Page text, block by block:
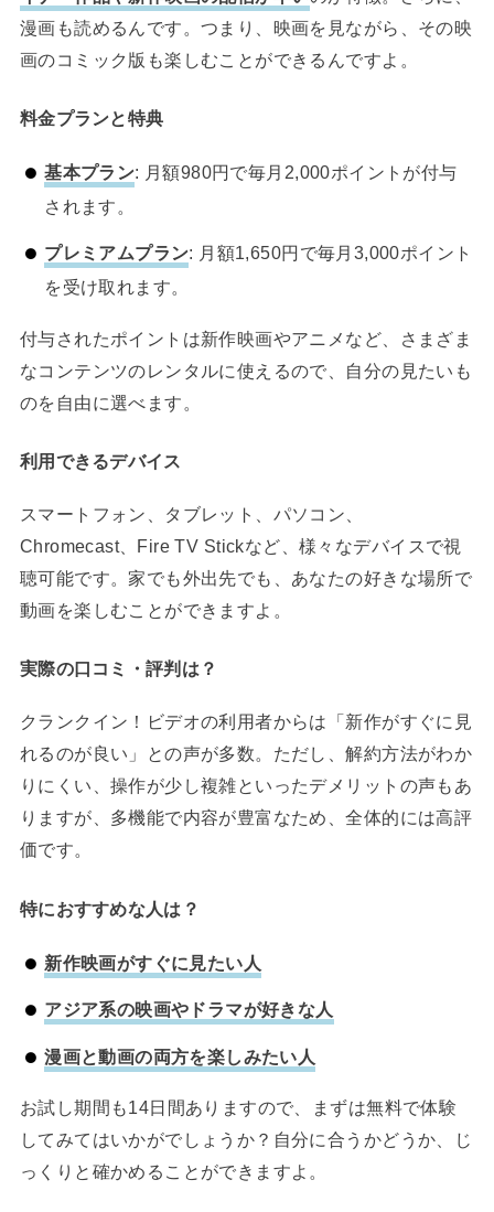
漫画も読めるんです。つまり、映画を見ながら、その映
画のコミック版も楽しむことができるんですよ。
料金プランと特典
基本プラン: 月額980円で毎月2,000ポイントが付与
されます。
プレミアムプラン: 月額1,650円で毎月3,000ポイント
を受け取れます。
付与されたポイントは新作映画やアニメなど、さまざま
なコンテンツのレンタルに使えるので、自分の見たいも
のを自由に選べます。
利用できるデバイス
スマートフォン、タブレット、パソコン、
Chromecast、Fire TV Stickなど、様々なデバイスで視
聴可能です。家でも外出先でも、あなたの好きな場所で
動画を楽しむことができますよ。
実際の口コミ・評判は？
クランクイン！ビデオの利用者からは「新作がすぐに見
れるのが良い」との声が多数。ただし、解約方法がわか
りにくい、操作が少し複雑といったデメリットの声もあ
りますが、多機能で内容が豊富なため、全体的には高評
価です。
特におすすめな人は？
新作映画がすぐに見たい人
アジア系の映画やドラマが好きな人
漫画と動画の両方を楽しみたい人
お試し期間も14日間ありますので、まずは無料で体験
してみてはいかがでしょうか？自分に合うかどうか、じ
っくりと確かめることができますよ。